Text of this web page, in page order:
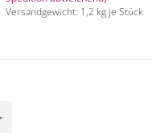
Versandgewicht: 1,2 kg je Stück